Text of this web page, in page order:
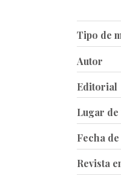
Tipo de
Autor
Editorial
Lugar
Fecha
Revista